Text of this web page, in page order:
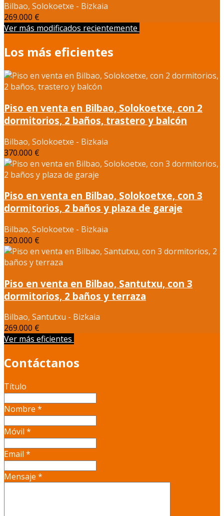
Bilbao, Solokoetxe - Bizkaia
269.000 €
Ver más modificados recientemente
Los más eficientes
Piso en venta en Bilbao, Solokoetxe, con 2
dormitorios, 2 baños, trastero y balcón
Bilbao, Solokoetxe - Bizkaia
370.000 €
Piso en venta en Bilbao, Solokoetxe, con 3
dormitorios, 2 baños y plaza de garaje
Bilbao, Solokoetxe - Bizkaia
320.000 €
Piso en venta en Bilbao, Santutxu, con 3
dormitorios, 2 baños y terraza
Bilbao, Santutxu - Bizkaia
269.000 €
Ver más eficientes
Contáctanos
Título
Nombre *
Móvil *
Email *
Mensaje *